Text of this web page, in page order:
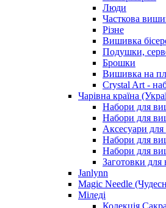
Люди
Часткова
Різне
Вишивка
Подушки,
Брошки
Вишивка на
Crystal Art -
Чарівна країна
Набори для
Набори для
Аксесуари для
Набори для
Набори для
Заготовки
Janlynn
Magic Needle
Міледі
Колекція